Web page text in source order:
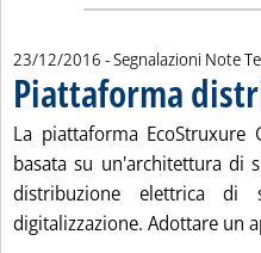
23/12/2016 - Segnalazioni Note
Piattaforma
La piattaforma EcoStruxure
basata su un'architettura di
distribuzione elettrica
digitalizzazione. Adottare un